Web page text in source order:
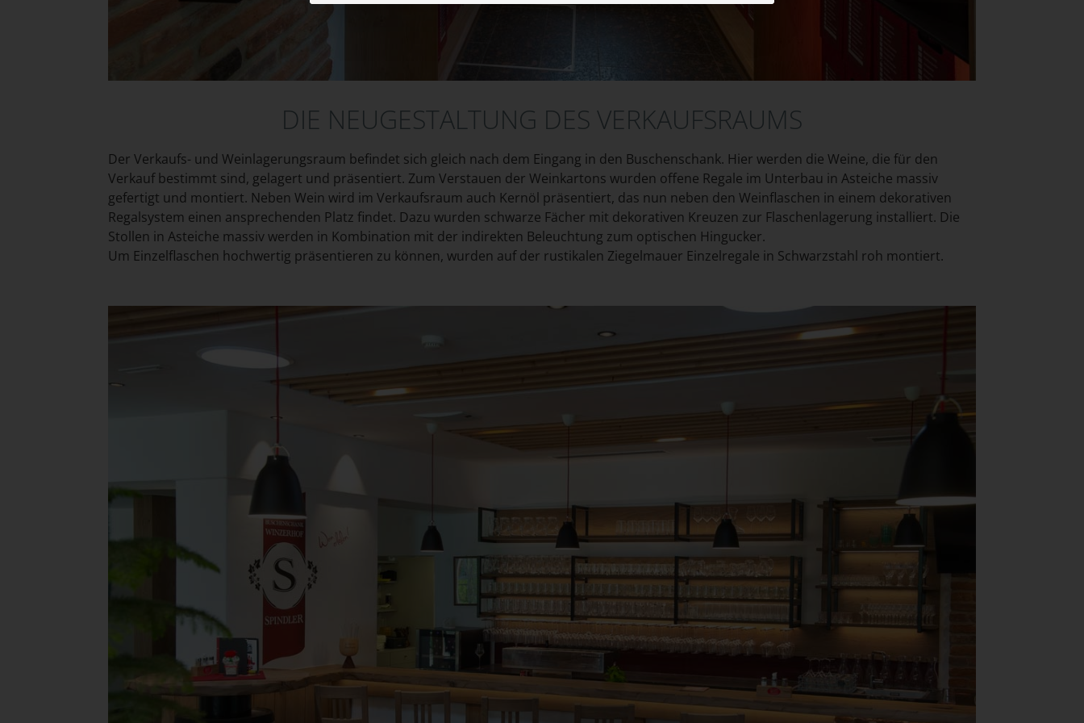
DIE NEUGESTALTUNG DES VERKAUFSRAUMS
Der Verkaufs- und Weinlagerungsraum befindet sich gleich nach dem Eingang in den Buschenschank. Hier werden die Weine, die für den
Verkauf bestimmt sind, gelagert und präsentiert. Zum Verstauen der Weinkartons wurden offene Regale im Unterbau in Asteiche massiv
gefertigt und montiert. Neben Wein wird im Verkaufsraum auch Kernöl präsentiert, das nun neben den Weinflaschen in einem dekorativen
Regalsystem einen ansprechenden Platz findet. Dazu wurden schwarze Fächer mit dekorativen Kreuzen zur Flaschenlagerung installiert. Die
Stollen in Asteiche massiv werden in Kombination mit der indirekten Beleuchtung zum optischen Hingucker.
Um Einzelflaschen hochwertig präsentieren zu können, wurden auf der rustikalen Ziegelmauer Einzelregale in Schwarzstahl roh montiert.